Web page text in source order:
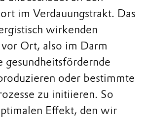
im Verdauungstrakt. Das
wirkenden
Ort, also im Darm
gesundheitsfördernde
oder bestimmte
zu initiieren. So
Effekt, den wir